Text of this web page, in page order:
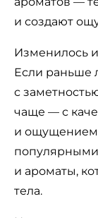
и создают
Изменилось
Если раньше
с
чаще — с
и ощущением
популярными
и ароматы,
тела.